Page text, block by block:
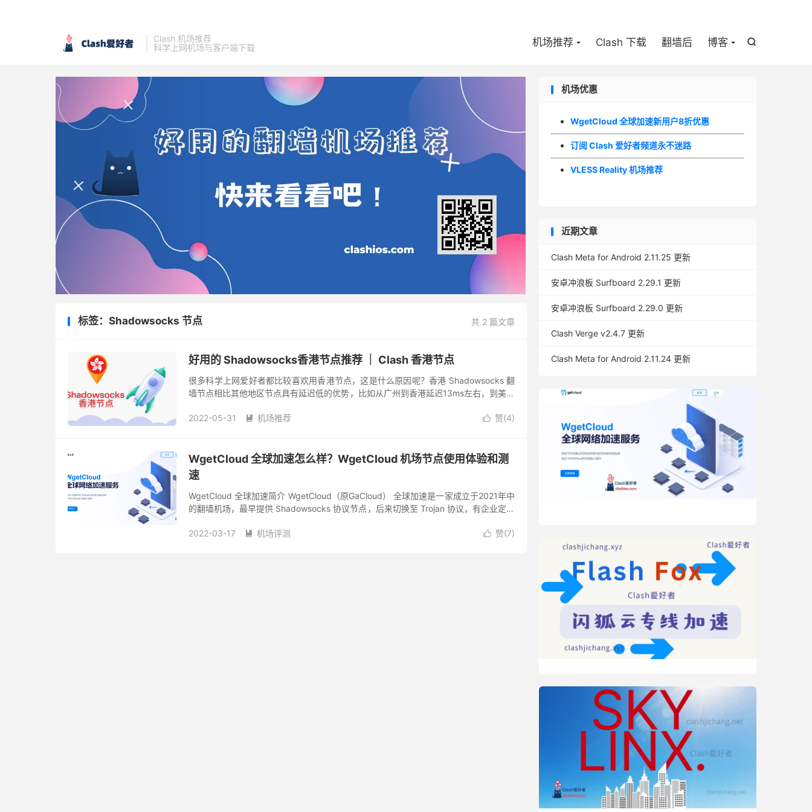
Clash 机场推荐
科学上网机场与客户端下载

机场推荐 Clash 下载 翻墙后 博客
共 2 篇文章
标签：Shadowsocks 节点
好用的 Shadowsocks香港节点推荐 ｜ Clash 香港节点
很多科学上网爱好者都比较喜欢用香港节点，这是什么原因呢？香港 Shadowsocks 翻
墙节点相比其他地区节点具有延迟低的优势，比如从广州到香港延迟13ms左右，到美国
 赞(4)
2022-05-31  机场推荐
WgetCloud 全球加速怎么样？WgetCloud 机场节点使用体验和测
速
WgetCloud 全球加速简介 WgetCloud（原GaCloud） 全球加速是一家成立于2021年中
的翻墙机场，最早提供 Shadowsocks 协议节点，后来切换至 Trojan 协议，有企业定制
 赞(7)
2022-03-17  机场评测
机场优惠
WgetCloud 全球加速新用户8折优惠
订阅 Clash 爱好者频道永不迷路
VLESS Reality 机场推荐
近期文章
Clash Meta for Android 2.11.25 更新
安卓冲浪板 Surfboard 2.29.1 更新
安卓冲浪板 Surfboard 2.29.0 更新
Clash Verge v2.4.7 更新
Clash Meta for Android 2.11.24 更新